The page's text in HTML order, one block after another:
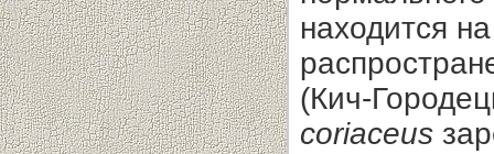
находится
(Кич-
coriaceus